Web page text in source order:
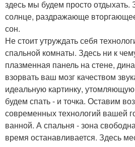
здесь мы будем просто отдыхать.
солнце, раздражающе
сон.
Не стоит утруждать себя
спальной комнаты. Здесь ни к
плазменная панель на стене,
взорвать ваш мозг качеством
идеальную картинку,
будем спать - и точка. Оставим
современных технологий вашей
ванной. А спальня - зона
время останавливается. Здесь